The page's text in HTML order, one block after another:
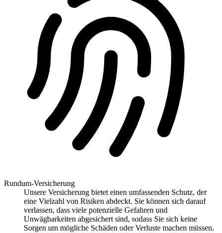
Rundum-Versicherung
Unsere Versicherung bietet einen umfassenden Schutz, der
eine Vielzahl von Risiken abdeckt. Sie können sich darauf
verlassen, dass viele potenzielle Gefahren und
Unwägbarkeiten abgesichert sind, sodass Sie sich keine
Sorgen um mögliche Schäden oder Verluste machen müssen.